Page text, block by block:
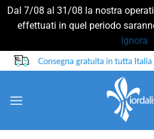
Dal 7/08 al 31/08 la nostra
effettuati in quel periodo
Ignora
Salta
ai